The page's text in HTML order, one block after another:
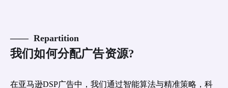
—— Repartition
我们如何分配广告资源?
在亚马逊DSP广告中，我们通过智能算法与精准策略，科